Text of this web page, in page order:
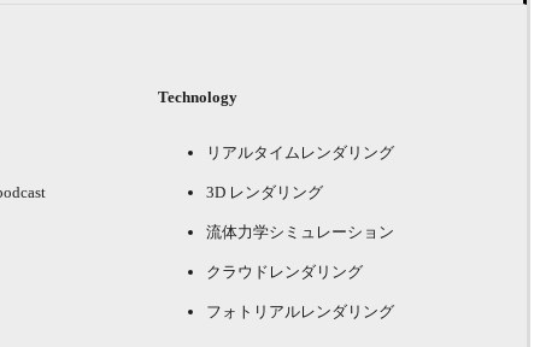
Technology
リアルタイムレンダリング
3D レンダリング
流体力学シミュレーション
クラウドレンダリング
フォトリアルレンダリング